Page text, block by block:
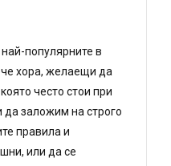
популярните в
хора, желаещи да
често стои при
заложим на строго
правила и
или да се